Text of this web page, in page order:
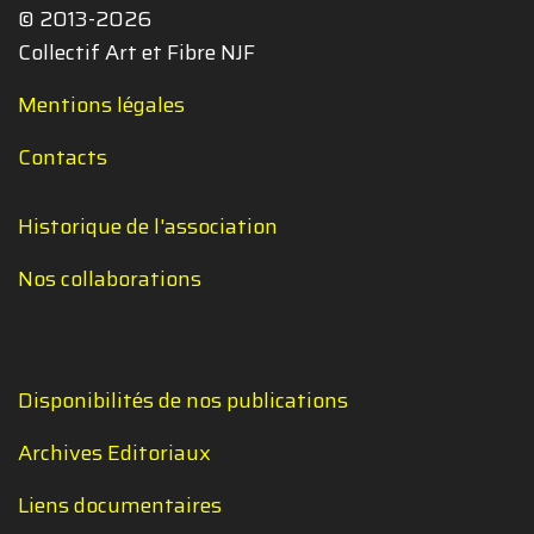
© 2013-2026
Collectif Art et Fibre NJF
Mentions légales
Contacts
Historique de l'association
Nos collaborations
Disponibilités de nos publications
Archives Editoriaux
Liens documentaires